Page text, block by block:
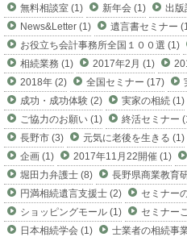
無料相談室 (1)
新年会 (1) 出版
News&Letter (1)
遺言書セミナー
お役立ち会計事務所全国１００選 (1)
相続業務 (1)
2017年2月 (1)
2018年 (2)
全国セミナー (17)
成功・成功体験 (2)
実家の相続 (1)
ご協力のお願い (1)
終活セミナー
長野市 (3)
元気に老後を生きる (1)
企画 (1)
2017年11月22開催 (1)
堀田力弁護士 (8)
長野県商業教育
円満相続遺言支援士 (2)
セミナー
ショッピングモール (1)
セミナー
日本相続学会 (1)
士業者の相続事